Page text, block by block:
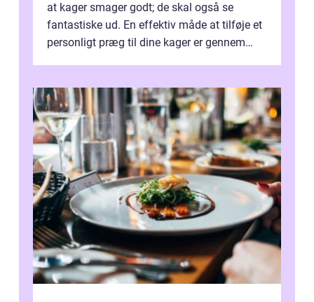
at kager smager godt; de skal også se
fantastiske ud. En effektiv måde at tilføje et
personligt præg til dine kager er gennem